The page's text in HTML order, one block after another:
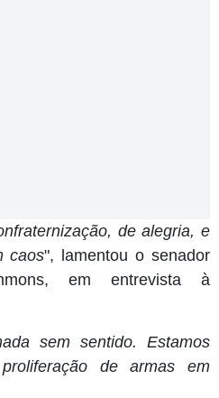
de alegria, e
caos", lamentou o senador
em entrevista à
sem sentido. Estamos
de armas em